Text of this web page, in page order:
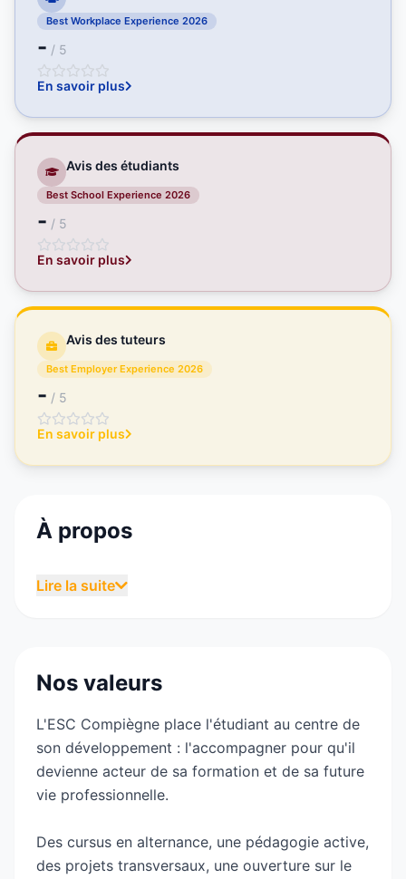
Best Workplace Experience 2026
- / 5
En savoir plus
Avis des étudiants
Best School Experience 2026
- / 5
En savoir plus
Avis des tuteurs
Best Employer Experience 2026
- / 5
En savoir plus
À propos
des cadres dans les domaines clés de
L’Ecole Supérieure de Commerce de Compiègne
propose un cursus de formation de 5 ans,
accessible à différents niveaux :
– Après Bac :
+ BTS Management Commercial Opérationnel
+ BTS Négociation & Digitalisation de la
Lire la suite
Nos valeurs
L'ESC Compiègne place l'étudiant au centre de
son développement : l'accompagner pour qu'il
devienne acteur de sa formation et de sa future
vie professionnelle.
Des cursus en alternance, une pédagogie active,
des projets transversaux, une ouverture sur le